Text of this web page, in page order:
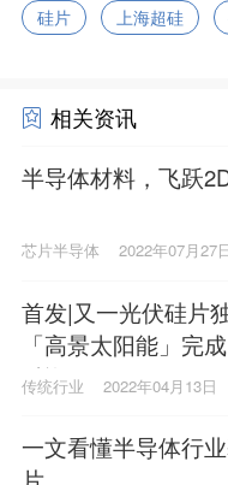
硅片 上海超硅
相关资讯
半导体材料，飞跃
芯片半导体 2022年07月27
首发|又一光伏硅片
「高景太阳能」完
融资
传统行业 2022年04月13日
一文看懂半导体行